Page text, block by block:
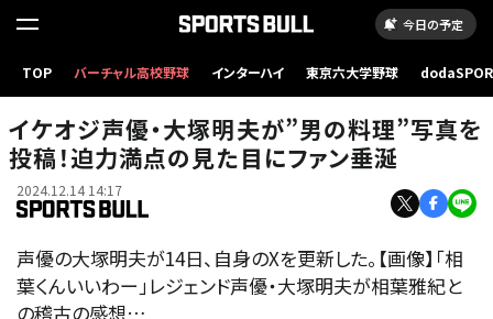
今日の予定
TOP バーチャル高校野球 インターハイ 東京六大学野球
イケオジ声優・大塚明夫が”男の料理”写真を
投稿！迫力満点の見た目にファン垂涎
2024.12.14 14:17
声優の大塚明夫が14日、自身のXを更新した。【画像】「相
葉くんいいわー」レジェンド声優・大塚明夫が相葉雅紀と
の稽古の感想…